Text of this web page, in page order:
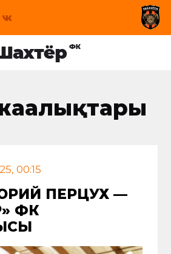
00:15
ПЕРЦУХ —
ФК